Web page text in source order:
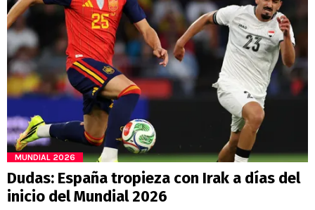
MUNDIAL 2026
Dudas: España tropieza con Irak a días del
inicio del Mundial 2026